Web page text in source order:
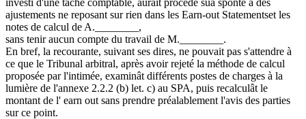
ajustements ne reposant sur rien dans les Earn-out Statementset les
notes de calcul de A.________,
sans tenir aucun compte du travail de M.________.
En bref, la recourante, suivant ses dires, ne pouvait pas s'attendre à
ce que le Tribunal arbitral, après avoir rejeté la méthode de calcul
proposée par l'intimée, examinât différents postes de charges à la
lumière de l'annexe 2.2.2 (b) let. c) au SPA, puis recalculât le
montant de l' earn out sans prendre préalablement l'avis des parties
sur ce point.